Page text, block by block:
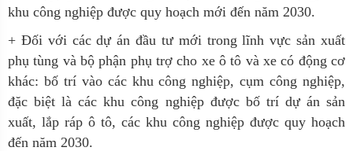
khu công nghiệp được quy hoạch mới đến năm 2030.
+ Đối với các dự án đầu tư mới trong lĩnh vực sản xuất
phụ tùng và bộ phận phụ trợ cho xe ô tô và xe có động cơ
khác: bố trí vào các khu công nghiệp, cụm công nghiệp,
đặc biệt là các khu công nghiệp được bố trí dự án sản
xuất, lắp ráp ô tô, các khu công nghiệp được quy hoạch
đến năm 2030.